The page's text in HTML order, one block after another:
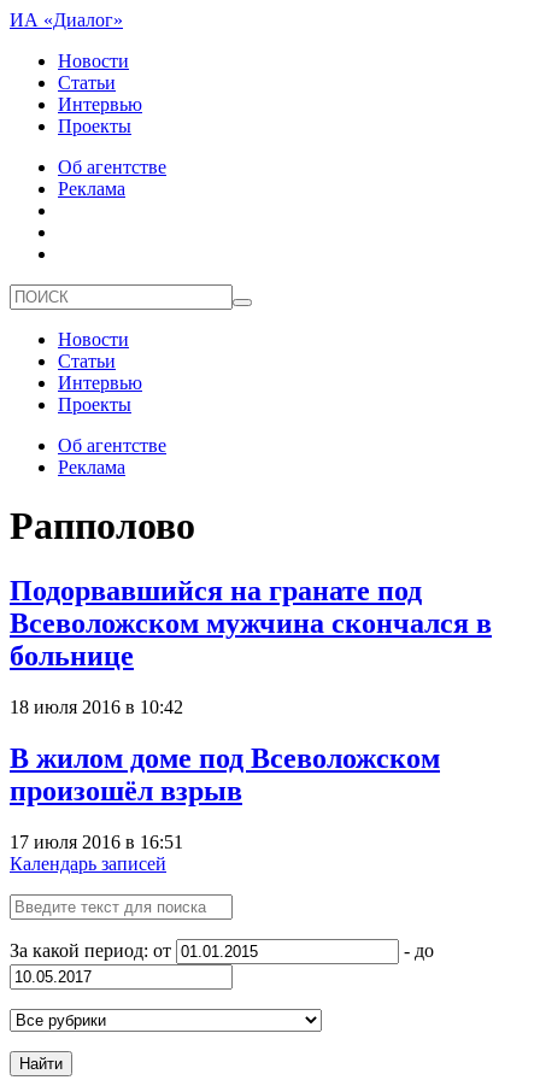
ИА «Диалог»
Новости
Статьи
Интервью
Проекты
Об агентстве
Реклама
Новости
Статьи
Интервью
Проекты
Об агентстве
Реклама
Рапполово
Подорвавшийся на гранате под
Всеволожском мужчина скончался в
больнице
18 июля 2016 в 10:42
В жилом доме под Всеволожском
произошёл взрыв
17 июля 2016 в 16:51
Календарь записей
За какой период: от - до
Найти